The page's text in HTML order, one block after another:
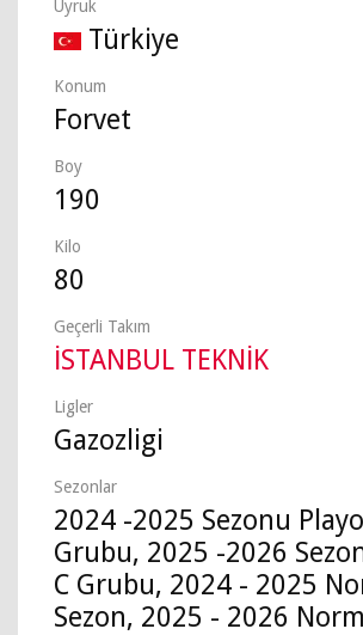
Uyruk
Türkiye
Konum
Forvet
Boy
190
Kilo
80
Geçerli Takım
İSTANBUL TEKNİK
Ligler
Gazozligi
Sezonlar
2024 -2025 Sezonu
Grubu, 2025 -2026
C Grubu, 2024 - 2025
Sezon, 2025 - 2026